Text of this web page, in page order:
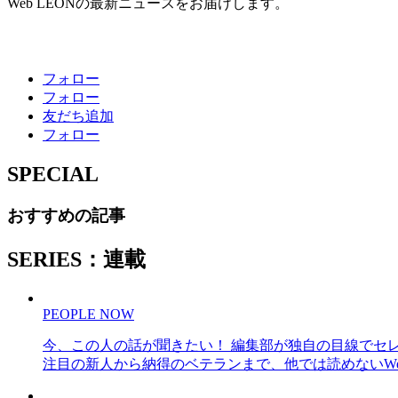
フォロー
フォロー
友だち追加
フォロー
SPECIAL
おすすめの記事
SERIES：連載
PEOPLE NOW
今、この人の話が聞きたい！ 編集部が独自の目線で
注目の新人から納得のベテランまで、他では読めない